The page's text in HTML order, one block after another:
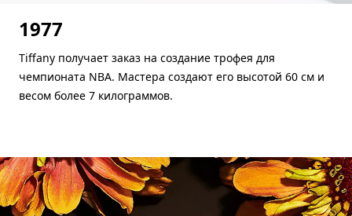
1977
Tiffany получает заказ на создание трофея для
чемпионата NBA. Мастера создают его высотой 60 см и
весом более 7 килограммов.